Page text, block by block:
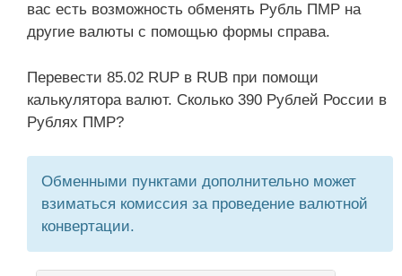
вас есть возможность обменять Рубль ПМР на
другие валюты с помощью формы справа.
Перевести 85.02 RUP в RUB при помощи
калькулятора валют. Сколько 390 Рублей России в
Рублях ПМР?
Обменными пунктами дополнительно может
взиматься комиссия за проведение валютной
конвертации.